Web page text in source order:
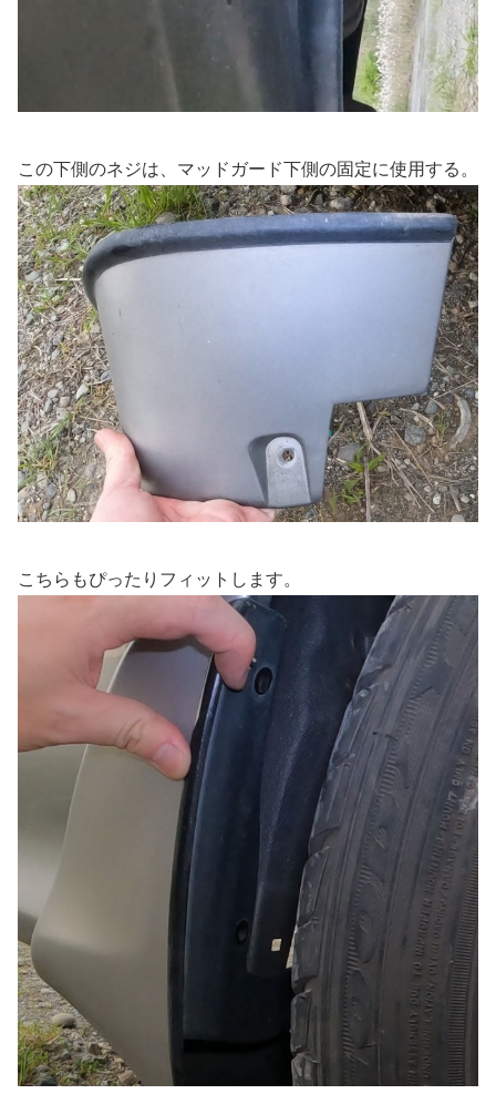
この下側のネジは、マッドガード下側の固定に使用する。
こちらもぴったりフィットします。